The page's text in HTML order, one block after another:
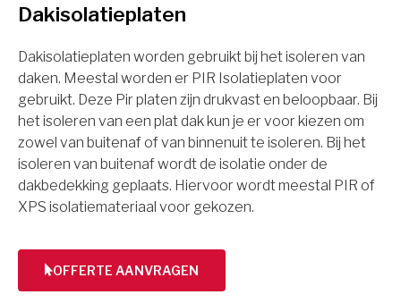
Dakisolatieplaten
Dakisolatieplaten worden gebruikt bij het isoleren van
daken. Meestal worden er PIR Isolatieplaten voor
gebruikt. Deze Pir platen zijn drukvast en beloopbaar. Bij
het isoleren van een plat dak kun je er voor kiezen om
zowel van buitenaf of van binnenuit te isoleren. Bij het
isoleren van buitenaf wordt de isolatie onder de
dakbedekking geplaats. Hiervoor wordt meestal PIR of
XPS isolatiemateriaal voor gekozen.
OFFERTE AANVRAGEN